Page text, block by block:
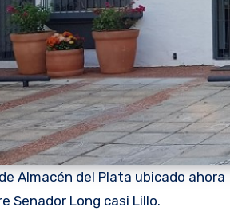
Almacén del Plata ubicado ahora
Senador Long casi Lillo.